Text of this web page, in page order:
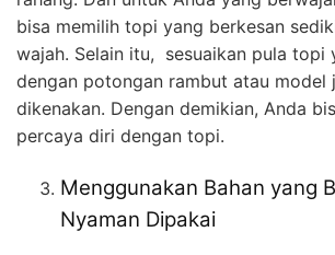
bisa memilih topi yang berkesan
wajah. Selain itu, sesuaikan pula topi
dengan potongan rambut atau model
dikenakan. Dengan demikian, Anda
percaya diri dengan topi.
Menggunakan Bahan yang
Nyaman Dipakai